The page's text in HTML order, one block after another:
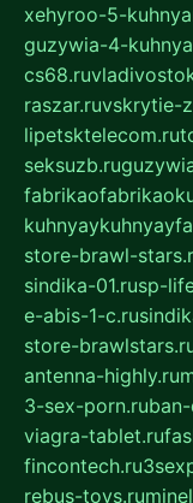
xehyroo-5-
guzywia-4-
cs68.ru
raszar.ruvskrytie-
lipetsktelecom.ru
seksuzb.ru
store-brawl-
sindika-01.rusp-
e-abis-1-c.ru
store-
antenna-highly.ru
3-sex-porn.ru
viagra-tablet.ru
fincontech.ru
rebus-toys.ru